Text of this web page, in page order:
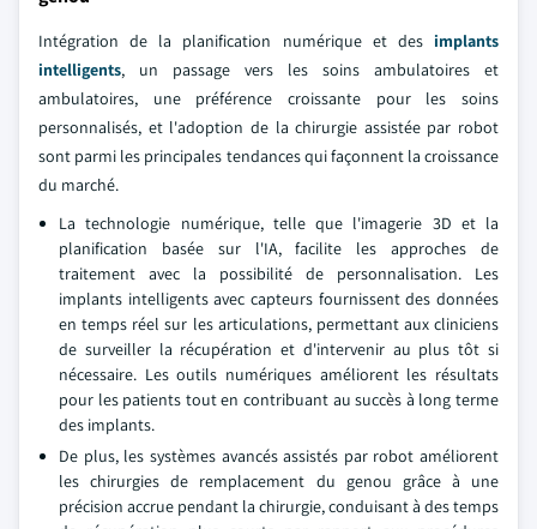
Intégration de la planification numérique et des implants
intelligents, un passage vers les soins ambulatoires et
ambulatoires, une préférence croissante pour les soins
personnalisés, et l'adoption de la chirurgie assistée par robot
sont parmi les principales tendances qui façonnent la croissance
du marché.
La technologie numérique, telle que l'imagerie 3D et la
planification basée sur l'IA, facilite les approches de
traitement avec la possibilité de personnalisation. Les
implants intelligents avec capteurs fournissent des données
en temps réel sur les articulations, permettant aux cliniciens
de surveiller la récupération et d'intervenir au plus tôt si
nécessaire. Les outils numériques améliorent les résultats
pour les patients tout en contribuant au succès à long terme
des implants.
De plus, les systèmes avancés assistés par robot améliorent
les chirurgies de remplacement du genou grâce à une
précision accrue pendant la chirurgie, conduisant à des temps